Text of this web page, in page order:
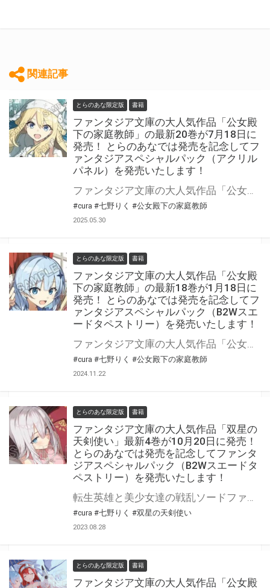
関連記事
とらのあな限定版 書籍
ファンタジア文庫の大人気作品「公女殿
下の家庭教師」の最新20巻が7月18日に
発売！ とらのあなでは発売を記念してフ
ァンタジアスペシャルパック（アクリル
パネル）を発売いたします！
#cura #七野りく #公女殿下の家庭教師
2025.05.30
とらのあな限定版 書籍
ファンタジア文庫の大人気作品「公女殿
下の家庭教師」の最新18巻が1月18日に
発売！ とらのあなでは発売を記念してフ
ァンタジアスペシャルパック（B2Wスエ
ードタペストリー）を発売いたします！
#cura #七野りく #公女殿下の家庭教師
2024.11.22
とらのあな限定版 書籍
ファンタジア文庫の大人気作品「双星の
天剣使い」最新4巻が10月20日に発売！
とらのあなでは発売を記念してファンタ
ジアスペシャルパック（B2Wスエードタ
ペストリー）を発売いたします！
#cura #七野りく #双星の天剣使い
2023.08.28
とらのあな限定版 書籍
ファンタジア文庫の大人気作品「公女殿